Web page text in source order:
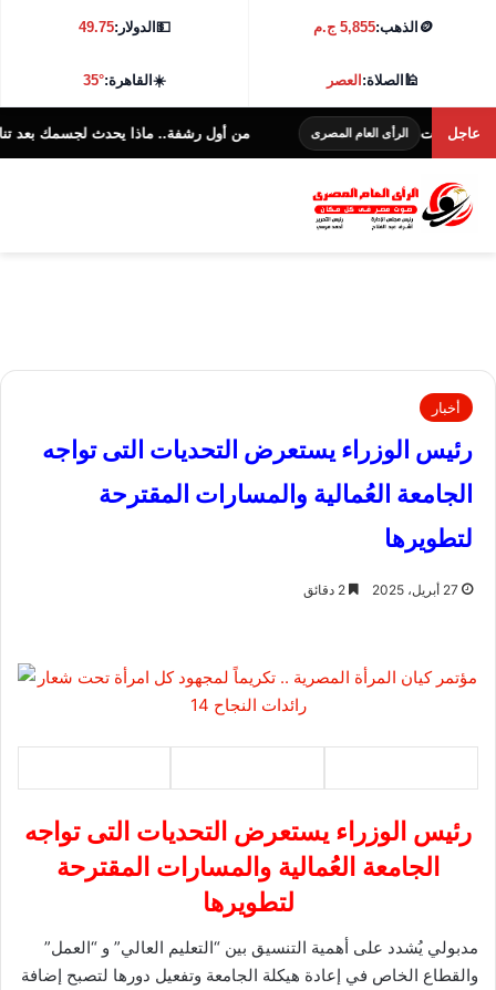
🪙 الذهب:5,855 ج.م 💵الدولار:49.75
🕌الصلاة:العصر ☀️القاهرة:35°
عاجلالرأى العام المصرى من أول رشفة.. ماذا يحدث لجسمك بعد تناول
أخبار
رئيس الوزراء يستعرض التحديات التى تواجه
الجامعة العُمالية والمسارات المقترحة
لتطويرها
27 أبريل، 2025
رئيس الوزراء يستعرض التحديات التى تواجه
الجامعة العُمالية والمسارات المقترحة
لتطويرها
مدبولي يُشدد على أهمية التنسيق بين “التعليم العالي” و “العمل”
والقطاع الخاص في إعادة هيكلة الجامعة وتفعيل دورها لتصبح إضافة